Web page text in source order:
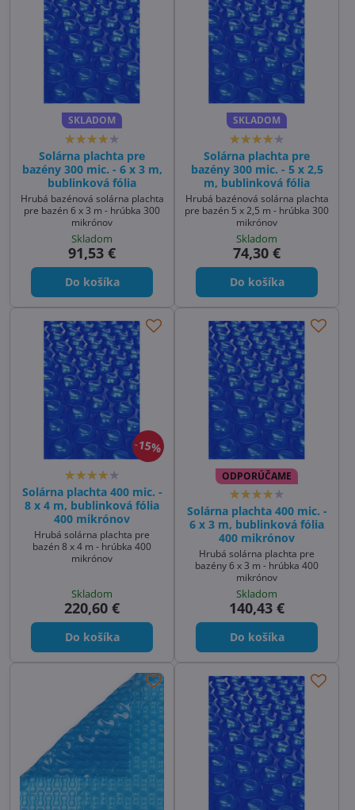
SKLADOM
Solárna plachta pre
bazény 300 mic. - 6 x 3 m,
bublinková fólia
Hrubá bazénová solárna plachta
pre bazén 6 x 3 m - hrúbka 300
mikrónov
Skladom
91,53 €
Do košíka
SKLADOM
Solárna plachta pre
bazény 300 mic. - 5 x 2,5
m, bublinková fólia
Hrubá bazénová solárna plachta
pre bazén 5 x 2,5 m - hrúbka 300
mikrónov
Skladom
74,30 €
Do košíka
15%
Solárna plachta 400 mic. -
8 x 4 m, bublinková fólia
400 mikrónov
Hrubá solárna plachta pre
bazén 8 x 4 m - hrúbka 400
mikrónov
Skladom
220,60 €
Do košíka
ODPORÚČAME
Solárna plachta 400 mic. -
6 x 3 m, bublinková fólia
400 mikrónov
Hrubá solárna plachta pre
bazény 6 x 3 m - hrúbka 400
mikrónov
Skladom
140,43 €
Do košíka